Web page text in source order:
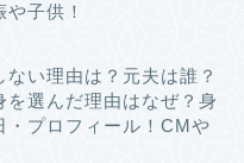
子供！
い理由は？元夫は誰？
を選んだ理由はなぜ？身
・プロフィール！CMや